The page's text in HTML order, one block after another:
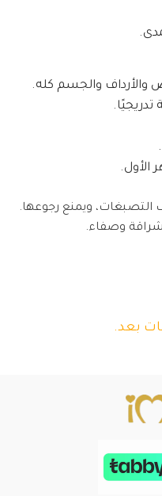
والجسم كله.
تدريجيًا.
الأول.
التصبغات، ويمنع رجوعها.
وصفاء.
بعد.